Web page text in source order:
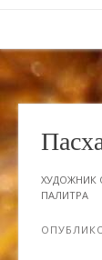
ХУДОЖНИК
ПАЛИТРА